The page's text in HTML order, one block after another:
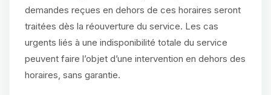
demandes reçues en dehors de ces horaires seront
traitées dès la réouverture du service. Les cas
urgents liés à une indisponibilité totale du service
peuvent faire l’objet d’une intervention en dehors des
horaires, sans garantie.